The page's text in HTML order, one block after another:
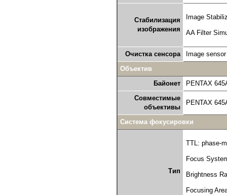
Стабилизация
изображения
Image
AA Filter
Очистка сенсора
Image
Объектив
Байонет
PENTAX
Совместимые
объективы
PENTAX
Система фокусировки
Тип
TTL: phase-
Focus
Brightness
Focusing